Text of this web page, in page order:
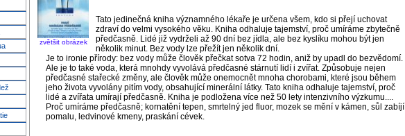
zvětšit obrázek
Tato jedinečná kniha významného lékaře je určena všem, kdo si přejí uchovat
zdraví do velmi vysokého věku. Kniha odhaluje tajemství, proč umíráme zbytečně
předčasně. Lidé již vydrželi až 90 dní bez jídla, ale bez kyslíku mohou být jen
několik minut. Bez vody lze přežít jen několik dní.
Je to ironie přírody: bez vody může člověk přečkat sotva 72 hodin, aniž by upadl do bezvědomí.
Ale je to také voda, která mnohdy vyvolává předčasné stárnutí lidí i zvířat. Způsobuje nejen
předčasné stařecké změny, ale člověk může onemocnět mnoha chorobami, které jsou během
jeho života vyvolány pitím vody, obsahující minerální látky. Tato kniha odhaluje tajemství, proč
lidé a zvířata umírají předčasně. Kniha je podložena více než 50 lety intenzivního výzkumu....
Proč umíráme předčasně; kornatění tepen, smrtelný jed fluor, mozek se mění v kámen, sůl zabíjí
pomalu, ledvinové kmeny, praskání cévek.